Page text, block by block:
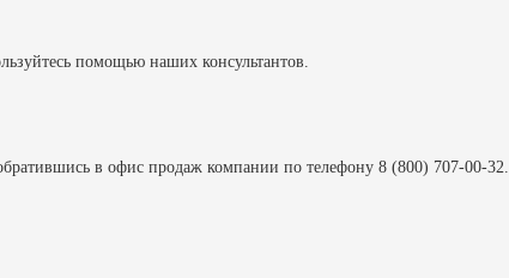
помощью наших консультантов.
в офис продаж компании по телефону 8 (800) 707-00-32.